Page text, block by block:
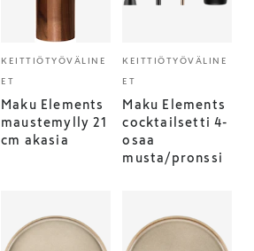
KEITTIÖTYÖVÄLINE
ET
Maku Elements
maustemylly 21
cm akasia
KEITTIÖTYÖVÄLINE
ET
Maku Elements
cocktailsetti 4-
osaa
musta/pronssi